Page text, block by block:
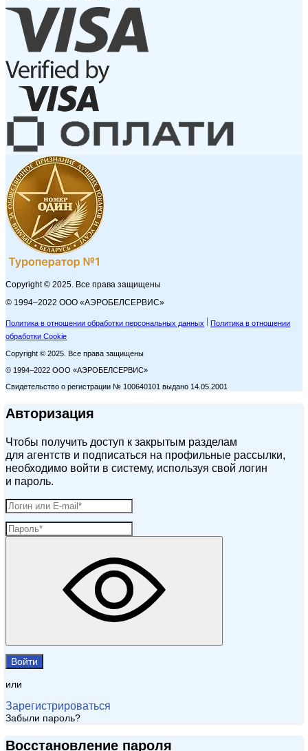
Copyright © 2025. Все права защищены
© 1994–2022 ООО «АЭРОБЕЛСЕРВИС»
Политика в отношении обработки персональных данных
Политика в отношении
обработки Cookie
Copyright © 2025. Все права защищены
© 1994–2022 ООО «АЭРОБЕЛСЕРВИС»
Свидетельство о регистрации № 100640101 выдано 14.05.2001
Авторизация
Чтобы получить доступ к закрытым разделам
для агентств и подписаться на профильные рассылки,
необходимо войти в систему, используя свой логин
и пароль.
Войти
или
Зарегистрироваться
Забыли пароль?
Восстановление пароля